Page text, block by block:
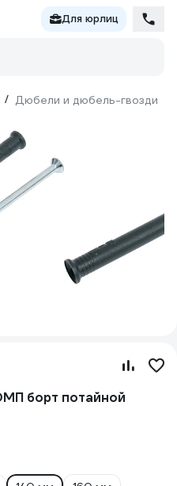
Для юрлиц
/ Дюбели и дюбель-гвозди
борт потайной